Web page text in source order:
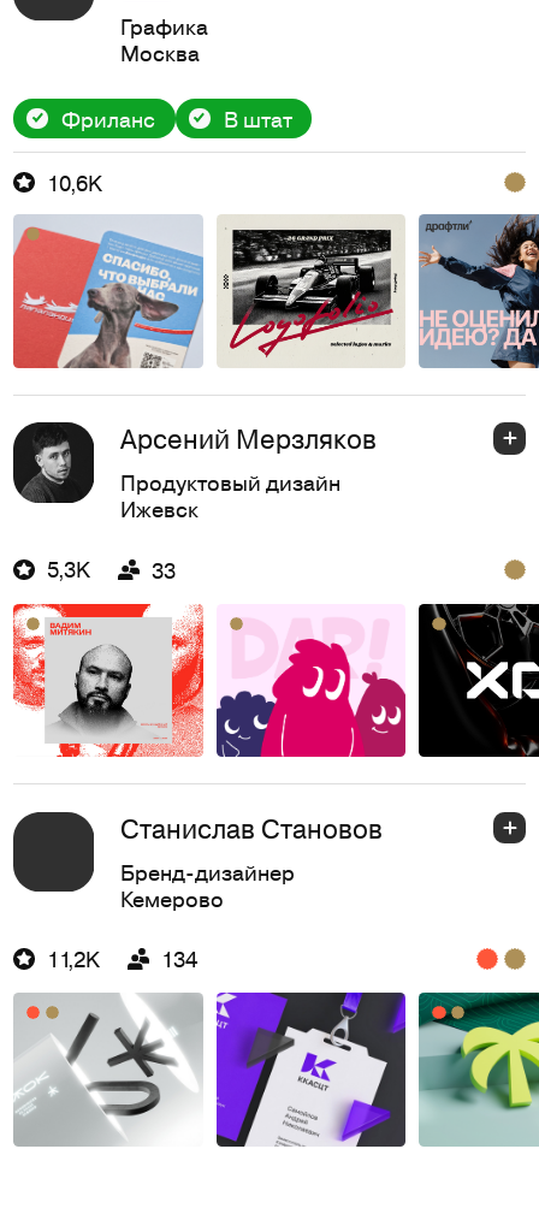
Графика
Москва
Фриланс В штат
10,6K
Арсений Мерзляков
Продуктовый дизайн
Ижевск
5,3K 33
Станислав Становов
Бренд-дизайнер
Кемерово
11,2K 134